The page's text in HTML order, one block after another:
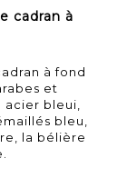
cadran à
à fond
et
bleui,
bleu,
la bélière